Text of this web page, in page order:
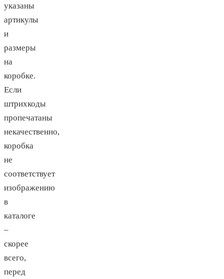
указаны
артикулы
и
размеры
на
коробке.
Если
штрихкоды
пропечатаны
некачественно,
коробка
не
соответствует
изображению
в
каталоге
–
скорее
всего,
перед